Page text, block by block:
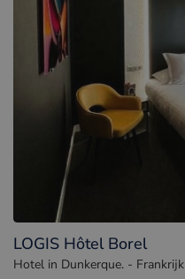
LOGIS Hôtel Borel
Hotel in Dunkerque. - Frankrijk